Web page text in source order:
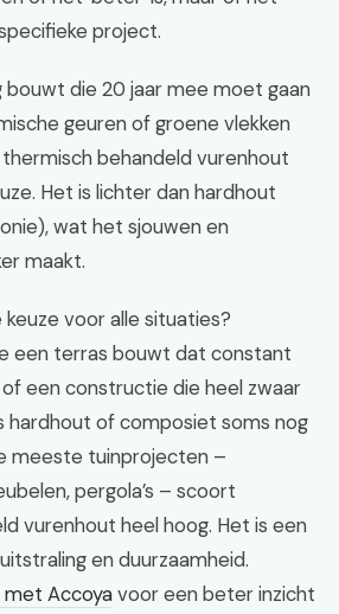
project.
bouwt die 20 jaar mee moet gaan
geuren of groene vlekken
behandeld vurenhout
Het is lichter dan hardhout
wat het sjouwen en
maakt.
voor alle situaties?
een terras bouwt dat constant
een constructie die heel zwaar
hardhout of composiet soms nog
meeste tuinprojecten –
pergola’s – scoort
vurenhout heel hoog. Het is een
en duurzaamheid.
met Accoyavoor een beter inzicht